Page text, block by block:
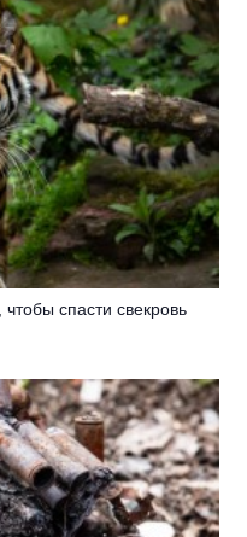
спасти свекровь